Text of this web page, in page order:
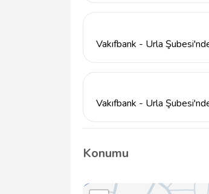
Vakıfbank - Urla
Vakıfbank - Urla
Evet, Vakıfbank - Urla
Konumu